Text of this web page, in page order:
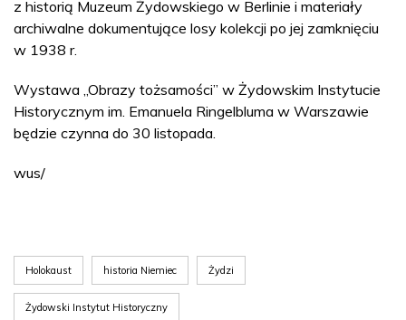
z historią Muzeum Żydowskiego w Berlinie i materiały
archiwalne dokumentujące losy kolekcji po jej zamknięciu
w 1938 r.
Wystawa „Obrazy tożsamości” w Żydowskim Instytucie
Historycznym im. Emanuela Ringelbluma w Warszawie
będzie czynna do 30 listopada.
wus/
Holokaust historia Niemiec Żydzi
Żydowski Instytut Historyczny